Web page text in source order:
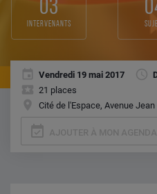
03
intervenants
Vendredi 19 mai 2017
21 places
Cité de l'Espace, Avenue